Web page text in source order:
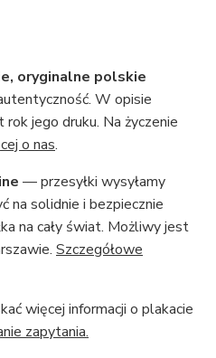
oryginalne polskie
W opisie
jego druku. Na życzenie
o nas.
— przesyłki wysyłamy
na solidnie i bezpiecznie
na cały świat. Możliwy jest
Szczegółowe
więcej informacji o plakacie
zapytania.